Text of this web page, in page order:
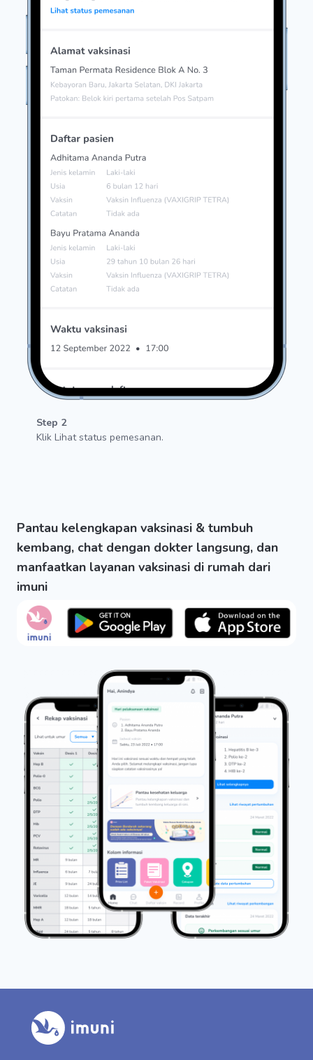
Step 2
Klik Lihat status pemesanan.
Pantau kelengkapan vaksinasi & tumbuh
kembang, chat dengan dokter langsung, dan
manfaatkan layanan vaksinasi di rumah dari
imuni